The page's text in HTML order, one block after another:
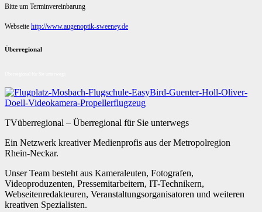
Bitte um Terminvereinbarung
Webseite http://www.augenoptik-sweeney.de
Überregional
TVüberregional – Überregional für Sie unterwegs
Ein Netzwerk kreativer Medienprofis aus der Metropolregion
Rhein-Neckar.
Unser Team besteht aus Kameraleuten, Fotografen,
Videoproduzenten, Pressemitarbeitern, IT-Technikern,
Webseitenredakteuren, Veranstaltungsorganisatoren und weiteren
kreativen Spezialisten.